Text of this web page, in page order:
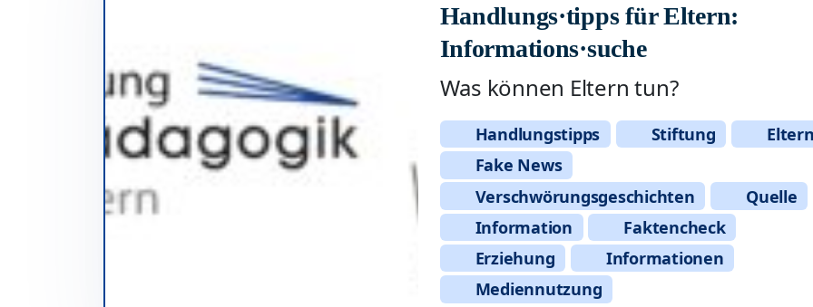
Handlungs·tipps für Eltern:
Informations·suche
Was können Eltern tun?
Handlungstipps Stiftung
Fake News
Verschwörungsgeschichten
Quelle
Information
Faktencheck
Erziehung
Informationen
Mediennutzung